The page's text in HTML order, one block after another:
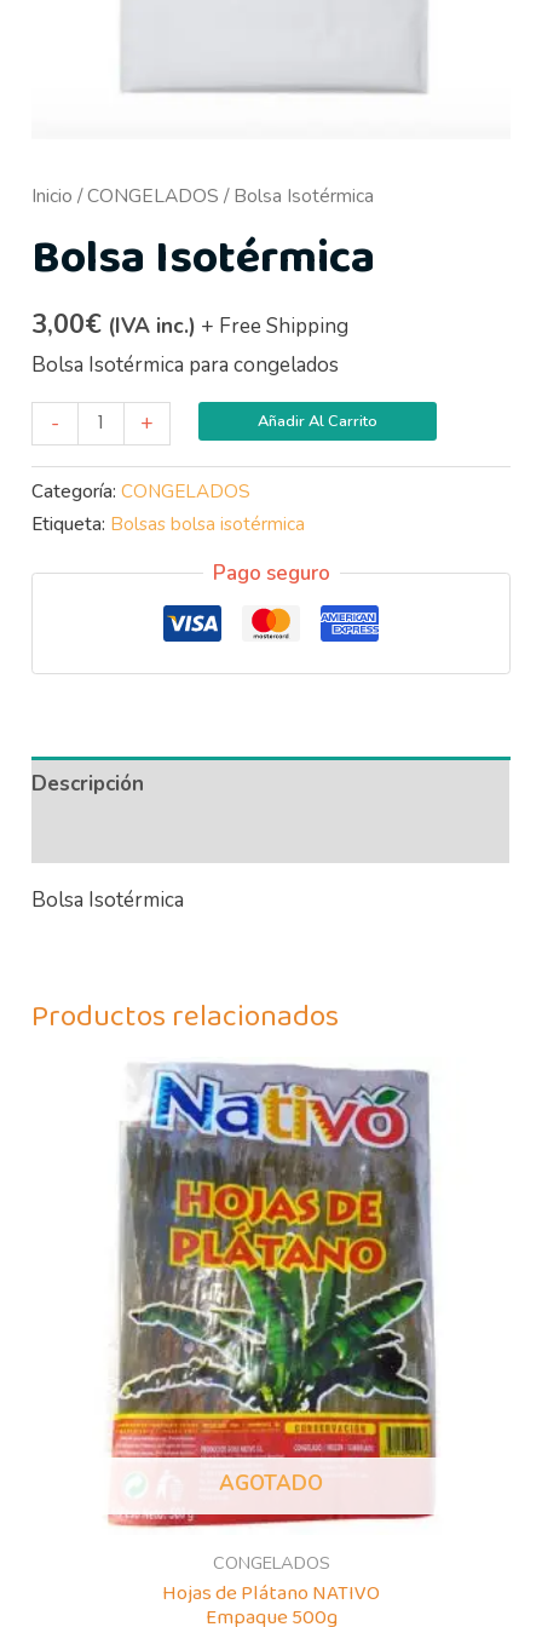
Inicio /CONGELADOS / Bolsa Isotérmica
Bolsa Isotérmica
3,00€ (IVA inc.) + Free Shipping
Bolsa Isotérmica para congelados
- + Añadir Al Carrito
Categoría:CONGELADOS
Etiqueta: Bolsas bolsa isotérmica
Pago seguro
Descripción
Bolsa Isotérmica
Productos relacionados
AGOTADO
CONGELADOS
Hojas de Plátano NATIVO
Empaque 500g